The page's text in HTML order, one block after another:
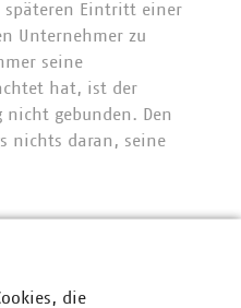
späteren Eintritt einer
Unternehmer zu
seine
hat, ist der
nicht gebunden. Den
nichts daran, seine
die